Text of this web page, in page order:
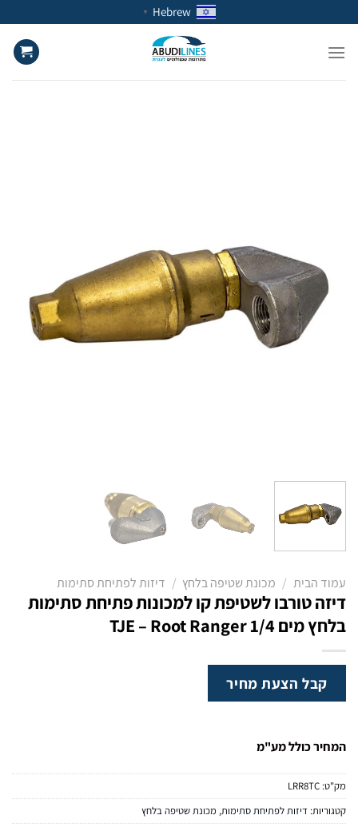
to
content
Hebrew
▼
עמוד הבית / מכונת שטיפה בלחץ / דיזות לפתיחת סתימות
דיזה טורבו לשטיפת קו למכונות פתיחת סתימות
בלחץ מים TJE – Root Ranger 1/4
קבל הצעת מחיר
המחיר כולל מע"מ
מק"ט: LRR8TC
קטגוריות: דיזות לפתיחת סתימות, מכונת שטיפה בלחץ